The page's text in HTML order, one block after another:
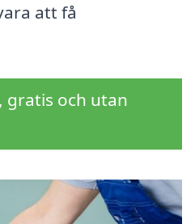
att få
gratis och utan